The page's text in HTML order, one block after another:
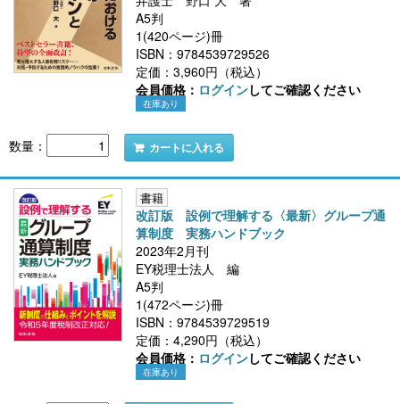
A5判
1(420ページ)冊
ISBN：9784539729526
定価：3,960円（税込）
会員価格： ログインしてご確認ください
在庫あり
数量： カートに入れる
書籍
改訂版 設例で理解する〈最新〉グループ通
算制度 実務ハンドブック
2023年2月刊
EY税理士法人 編
A5判
1(472ページ)冊
ISBN：9784539729519
定価：4,290円（税込）
会員価格： ログインしてご確認ください
在庫あり